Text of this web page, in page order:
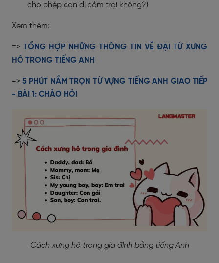
cho phép con đi cắm trại không?)
Xem thêm:
=> TỔNG HỢP NHỮNG THÔNG TIN VỀ ĐẠI TỪ XƯNG
HÔ TRONG TIẾNG ANH
=> 5 PHÚT NẮM TRỌN TỪ VỰNG TIẾNG ANH GIAO TIẾP
- BÀI 1: CHÀO HỎI
Cách xưng hô trong gia đình bằng tiếng Anh